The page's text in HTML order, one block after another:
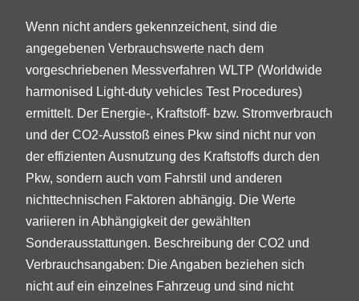
Wenn nicht anders gekennzeichent, sind die
angegebenen Verbrauchswerte nach dem
vorgeschriebenen Messverfahren WLTP (Worldwide
harmonised Light-duty vehicles Test Procedures)
ermittelt. Der Energie-, Kraftstoff- bzw. Stromverbrauch
und der CO2-Ausstoß eines Pkw sind nicht nur von
der effizienten Ausnutzung des Kraftstoffs durch den
Pkw, sondern auch vom Fahrstil und anderen
nichttechnischen Faktoren abhängig. Die Werte
variieren in Abhängigkeit der gewählten
Sonderausstattungen. Beschreibung der CO2 und
Verbrauchsangaben: Die Angaben beziehen sich
nicht auf ein einzelnes Fahrzeug und sind nicht